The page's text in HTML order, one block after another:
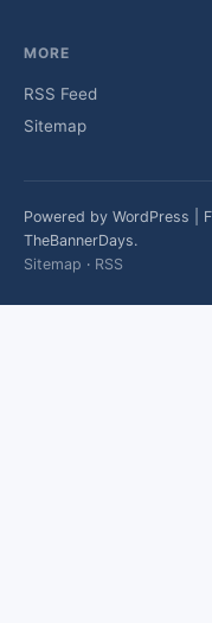
MORE
RSS Feed
Sitemap
Powered by WordPress |
TheBannerDays.
Sitemap · RSS